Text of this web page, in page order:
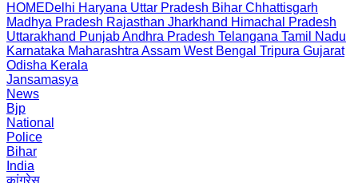
HOMEDelhi Haryana Uttar Pradesh Bihar Chhattisgarh
Madhya Pradesh Rajasthan Jharkhand Himachal Pradesh
Uttarakhand PunjabAndhra Pradesh Telangana Tamil Nadu
Karnataka Maharashtra Assam West Bengal Tripura Gujarat
Odisha Kerala
Jansamasya
News
Bjp
National
Police
Bihar
India
कांग्रेस